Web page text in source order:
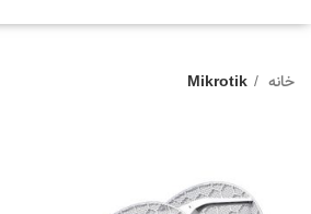
خانه Mikrotik